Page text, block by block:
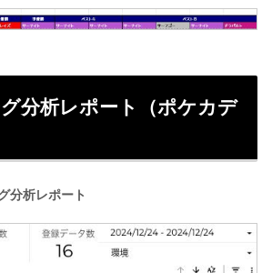
分析レポート（ポケカデ
分析レポート